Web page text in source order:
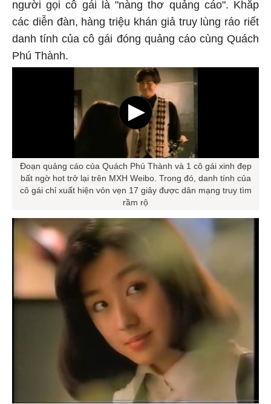
người gọi cô gái là "nàng thơ quảng cáo". Khắp
các diễn đàn, hàng triệu khán giả truy lùng ráo riết
danh tính của cô gái đóng quảng cáo cùng Quách
Phú Thành.
Đoạn quảng cáo của Quách Phú Thành và 1 cô gái xinh đẹp
bất ngờ hot trở lại trên MXH Weibo. Trong đó, danh tính của
cô gái chỉ xuất hiện vỏn vẹn 17 giây được dân mạng truy tìm
rầm rộ